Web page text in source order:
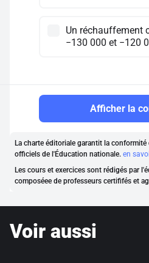
Un réchauffement
−130 000 et −120
Afficher la
La charte éditoriale garantit la
officiels de l'Éducation nationale. en
Les cours et exercices sont rédigés par
composéee de professeurs certififés et
Voir aussi